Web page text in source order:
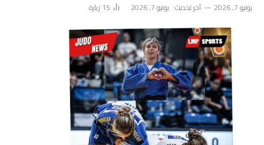
يونيو 7, 2026 آخر تحديث: يونيو 7, 2026 15 زيارة